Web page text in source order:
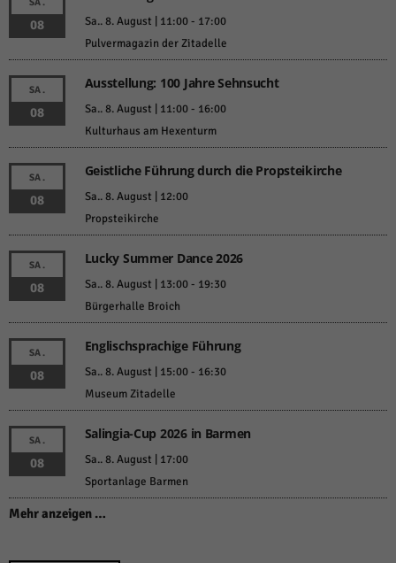
SA.
08 Sa.. 8. August | 11:00- 17:00
Pulvermagazin der Zitadelle
SA.
08
Ausstellung: 100 Jahre Sehnsucht
Sa.. 8. August | 11:00- 16:00
Kulturhaus am Hexenturm
SA.
08
Geistliche Führung durch die Propsteikirche
Sa.. 8. August | 12:00
Propsteikirche
SA.
08
Lucky Summer Dance 2026
Sa.. 8. August | 13:00- 19:30
Bürgerhalle Broich
SA.
08
Englischsprachige Führung
Sa.. 8. August | 15:00- 16:30
Museum Zitadelle
SA.
08
Salingia-Cup 2026 in Barmen
Sa.. 8. August | 17:00
Sportanlage Barmen
Mehr anzeigen …